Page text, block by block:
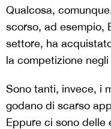
Qualcosa,
scorso, ad esempio,
settore, ha
la competizione
Sono tanti, invece, i
godano di scarso
Eppure ci sono delle